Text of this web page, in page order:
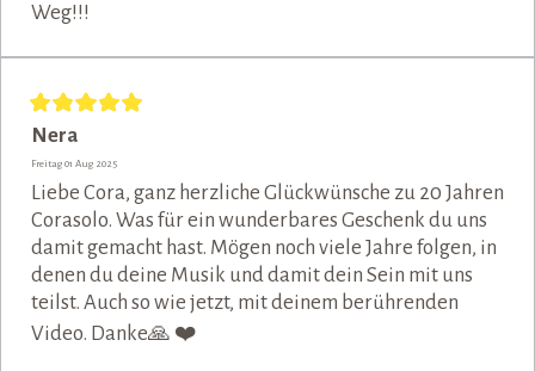
Weg!!!
Nera
Freitag 01 Aug 2025
Liebe Cora, ganz herzliche Glückwünsche zu 20 Jahren
Corasolo. Was für ein wunderbares Geschenk du uns
damit gemacht hast. Mögen noch viele Jahre folgen, in
denen du deine Musik und damit dein Sein mit uns
teilst. Auch so wie jetzt, mit deinem berührenden
Video. Danke🙏 ❤️